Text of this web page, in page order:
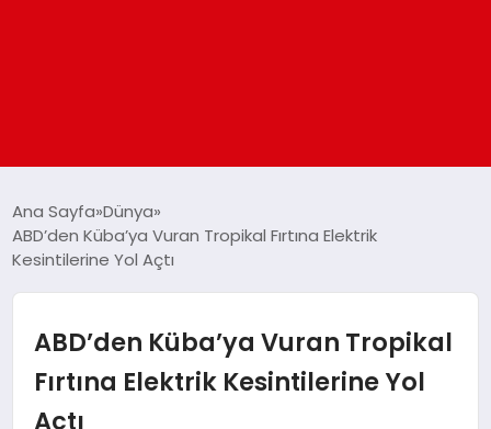
GÜNDEM
DÜNYA
EĞITIM
Ana Sayfa Dünya
ABD’den Küba’ya Vuran Tropikal Fırtına Elektrik
Kesintilerine Yol Açtı
ABD’den Küba’ya Vuran Tropikal
Fırtına Elektrik Kesintilerine Yol
Açtı